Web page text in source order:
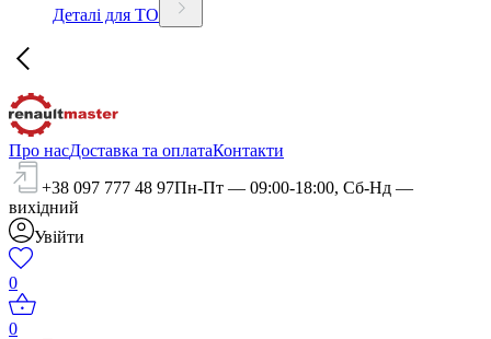
Деталі для ТО
Про насДоставка та оплатаКонтакти
+38 097 777 48 97Пн-Пт — 09:00-18:00, Сб-Нд —
вихідний
Увійти
0
0